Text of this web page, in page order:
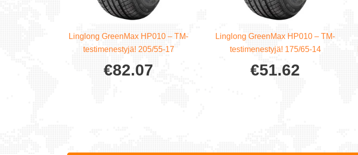
Linglong GreenMax HP010 – TM-
testimenestyjä! 205/55-17
€82.07
Linglong GreenMax HP010 – TM-
testimenestyjä! 175/65-14
€51.62